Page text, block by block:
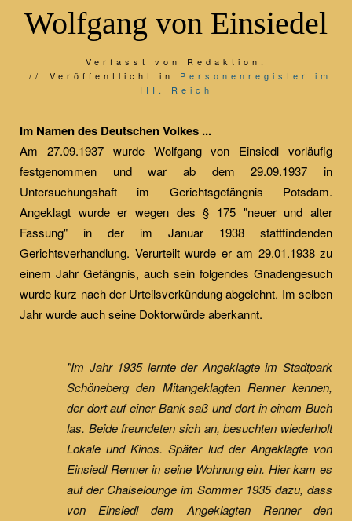
Wolfgang von Einsiedel
Verfasst von Redaktion.
Veröffentlicht in Personenregister im
III. Reich
Im Namen des Deutschen Volkes ...
Am 27.09.1937 wurde Wolfgang von Einsiedl vorläufig
festgenommen und war ab dem 29.09.1937 in
Untersuchungshaft im Gerichtsgefängnis Potsdam.
Angeklagt wurde er wegen des § 175 "neuer und alter
Fassung" in der im Januar 1938 stattfindenden
Gerichtsverhandlung. Verurteilt wurde er am 29.01.1938 zu
einem Jahr Gefängnis, auch sein folgendes Gnadengesuch
wurde kurz nach der Urteilsverkündung abgelehnt. Im selben
Jahr wurde auch seine Doktorwürde aberkannt.
"Im Jahr 1935 lernte der Angeklagte im Stadtpark
Schöneberg den Mitangeklagten Renner kennen,
der dort auf einer Bank saß und dort in einem Buch
las. Beide freundeten sich an, besuchten wiederholt
Lokale und Kinos. Später lud der Angeklagte von
Einsiedl Renner in seine Wohnung ein. Hier kam es
auf der Chaiselounge im Sommer 1935 dazu, dass
von Einsiedl dem Angeklagten Renner den